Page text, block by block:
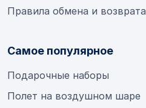
Правила обмена и возврата
Самое популярное
Подарочные наборы
Полет на воздушном шаре